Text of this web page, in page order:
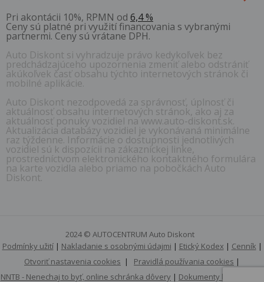
Pri akontácii 10%, RPMN od 6,4 %
Ceny sú platné pri využití financovania s vybranými
partnermi. Ceny sú vrátane DPH.
Auto Diskont si vyhradzuje právo kedykoľvek bez
predchádzajúceho upozornenia zmeniť alebo odstrániť
akúkoľvek časť obsahu týchto internetových stránok či
mobilné aplikácie.
Auto Diskont nezodpovedá za správnosť, úplnosť či
aktuálnosť obsahu internetových stránok, ako aj za
aktuálnosť ponuky vozidiel na www.auto-diskont.sk.
Aktualizácia databázy vozidiel je vykonávaná minimálne
raz týždenne. Informácie o dostupnosti jednotlivých
vozidiel sú k dispozícii na zákazníckej linke,
prostredníctvom elektronického kontaktného formulára
na karte vozidla alebo priamo na pobočkách Auto
Diskont.
2024 © AUTOCENTRUM Auto Diskont
Podmínky užití| Nakladanie s osobnými údajmi | Etický Kodex | Cenník |
Otvoriť nastavenia cookies | Pravidlá používania cookies |
NNTB - Nenechaj to byť, online schránka dôvery | Dokumenty k stiahnutiu